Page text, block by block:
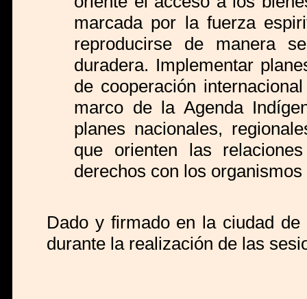
marcada por la fuerza
reproducirse de manera
duradera. Implementar
de cooperación
marco de la Agenda
planes nacionales,
que orienten las
derechos con los
Dado y firmado en la ciudad
durante la realización de las